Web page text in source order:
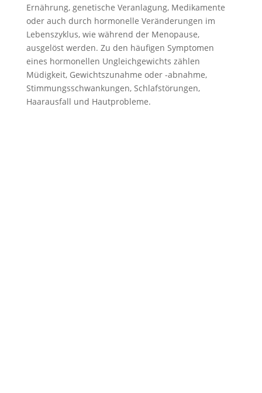
Ernährung, genetische Veranlagung, Medikamente
oder auch durch hormonelle Veränderungen im
Lebenszyklus, wie während der Menopause,
ausgelöst werden. Zu den häufigen Symptomen
eines hormonellen Ungleichgewichts zählen
Müdigkeit, Gewichtszunahme oder -abnahme,
Stimmungsschwankungen, Schlafstörungen,
Haarausfall und Hautprobleme.